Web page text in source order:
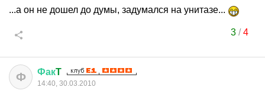
...а он не дошел до думы, задумался на унитазе...
3/4
Ф ФакT
14:40, 30.03.2010